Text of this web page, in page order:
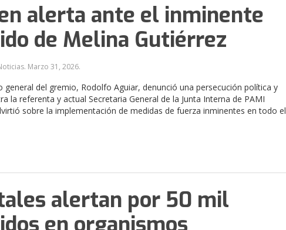
alerta ante el inminente
de Melina Gutiérrez
Marzo 31, 2026.
general del gremio, Rodolfo Aguiar, denunció una persecución política y
la referenta y actual Secretaria General de la Junta Interna de PAMI
sobre la implementación de medidas de fuerza inminentes en todo el
alertan por 50 mil